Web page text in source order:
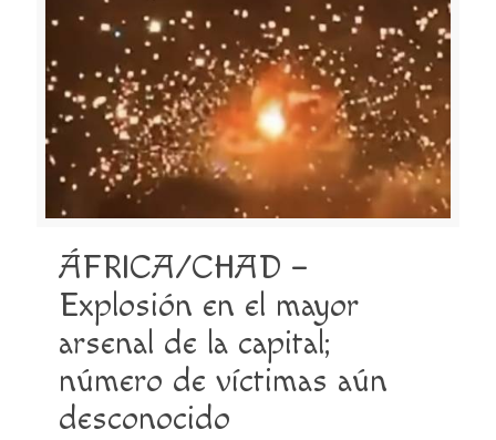
ÁFRICA/CHAD –
Explosión en el mayor
arsenal de la capital;
número de víctimas aún
desconocido